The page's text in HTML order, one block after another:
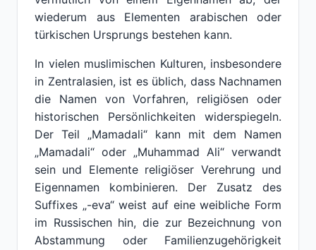
wiederum aus Elementen arabischen oder
türkischen Ursprungs bestehen kann.
In vielen muslimischen Kulturen, insbesondere
in Zentralasien, ist es üblich, dass Nachnamen
die Namen von Vorfahren, religiösen oder
historischen Persönlichkeiten widerspiegeln.
Der Teil „Mamadali“ kann mit dem Namen
„Mamadali“ oder „Muhammad Ali“ verwandt
sein und Elemente religiöser Verehrung und
Eigennamen kombinieren. Der Zusatz des
Suffixes „-eva“ weist auf eine weibliche Form
im Russischen hin, die zur Bezeichnung von
Abstammung oder Familienzugehörigkeit